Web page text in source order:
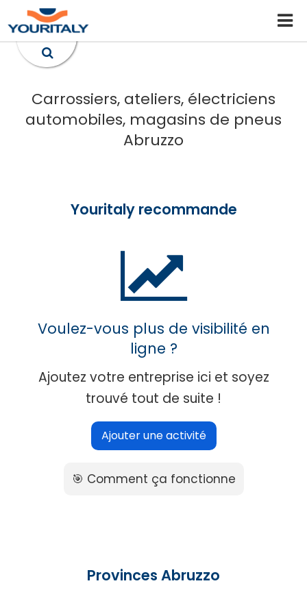
Carrossiers, ateliers, électriciens
automobiles, magasins de pneus
Abruzzo
Youritaly recommande
Voulez-vous plus de visibilité en
ligne ?
Ajoutez votre entreprise ici et soyez
trouvé tout de suite !
Ajouter une activité
🎯 Comment ça fonctionne
Provinces Abruzzo